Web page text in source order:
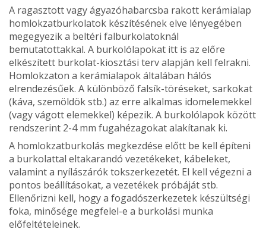
A ragasztott vagy ágyazóhabarcsba rakott kerámia­lap
homlokzatburkolatok készítésének elve lényegében
megegyezik a beltéri falburkolatoknál
bemutatottakkal. A burkolólapokat itt is az előre
elkészített burkolat-kiosztási terv alapján kell felrakni.
Homlokzaton a kerámialapok ál­talában hálós
elrendezésűek. A különböző falsík-töréseket, sarkokat
(káva, szemöldök stb.) az erre alkalmas idomele­mekkel
(vagy vágott elemekkel) képezik. A burkolólapok között
rendszerint 2-4 mm fugahézagokat alakítanak ki.
A homlokzatburkolás megkezdése előtt be kell építeni
a burkolattal eltakarandó vezetékeket, kábeleket,
valamint a nyílászárók tokszerkezetét. El kell végezni a
pontos be­állításokat, a vezetékek próbáját stb.
Ellenőrizni kell, hogy a fogadószerkezetek készültségi
foka, minősége megfelel-e a burkolási munka
előfeltételeinek.